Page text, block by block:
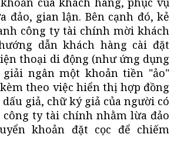
đảo, gian lận. Bên cạnh đó, kẻ
công ty tài chính mời khách
dẫn khách hàng cài đặt
thoại di động (như ứng dụng
giải ngân một khoản tiền "ảo"
theo việc hiển thị hợp đồng
giả, chữ ký giả của người có
công ty tài chính nhằm lừa đảo
khoản đặt cọc để chiếm